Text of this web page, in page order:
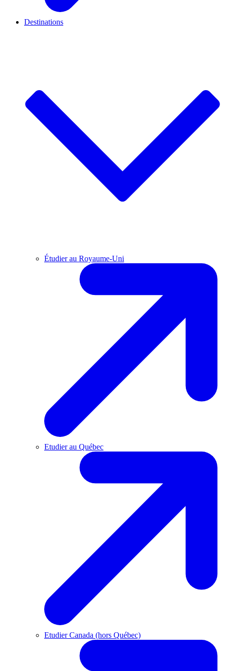
Destinations
Étudier au Royaume-Uni
Etudier au Québec
Etudier Canada (hors Québec)